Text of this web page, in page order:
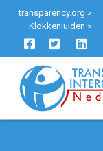
transparency.org »
Klokkenluiden »